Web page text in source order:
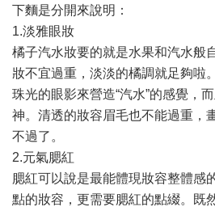
下麵是分開來說明：
1.淡雅眼妝
橘子汽水妝要的就是水果和汽水般
妝不宜過重，淡淡的橘調就足夠啦
珠光的眼影來營造“汽水”的感覺，
神。清透的妝容眉毛也不能過重，
不過了。
2.元氣腮紅
腮紅可以說是最能體現妝容整體感
點的妝容，更需要腮紅的點綴。既